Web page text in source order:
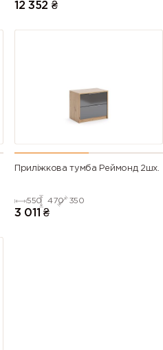
12 352 ₴
Приліжкова тумба Реймонд 2шх.
550 470 350
3 011 ₴